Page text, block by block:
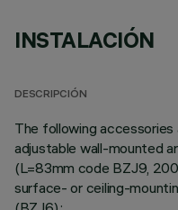
INSTALACIÓN
DESCRIPCIÓN
The following accessories
adjustable wall-mounted
(L=83mm code BZJ9,
surface- or ceiling-